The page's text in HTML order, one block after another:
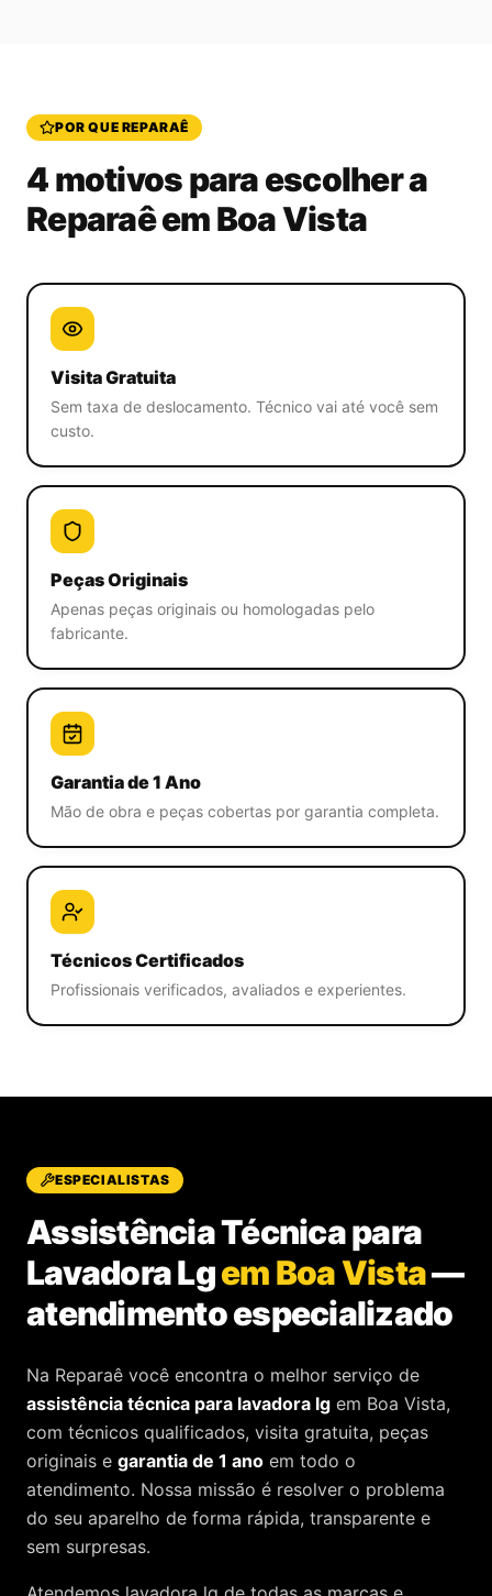
POR QUE REPARAÊ
4 motivos para escolher a
Reparaêem Boa Vista
Visita Gratuita
Sem taxa de deslocamento. Técnico vai até você sem
custo.
Peças Originais
Apenas peças originais ou homologadas pelo
fabricante.
Garantia de 1 Ano
Mão de obra e peças cobertas por garantia completa.
Técnicos Certificados
Profissionais verificados, avaliados e experientes.
ESPECIALISTAS
Assistência Técnica para
Lavadora Lgem Boa Vista—
atendimento especializado
Na Reparaê você encontra o melhor serviço de
assistência técnica para lavadora lg em Boa Vista,
com técnicos qualificados, visita gratuita, peças
originais e garantia de 1 ano em todo o
atendimento. Nossa missão é resolver o problema
do seu aparelho de forma rápida, transparente e
sem surpresas.